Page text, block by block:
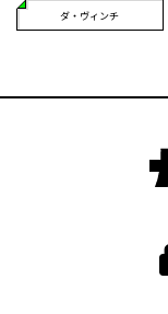
ダ・ヴィンチ